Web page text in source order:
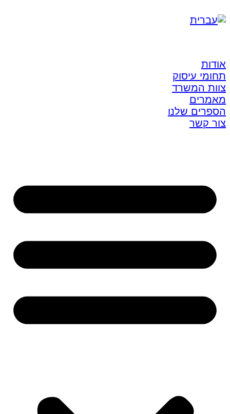
אודות
תחומי עיסוק
צוות המשרד
מאמרים
הספרים שלנו
צור קשר